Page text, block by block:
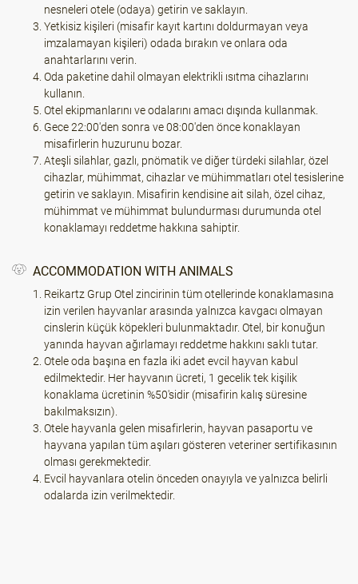
nesneleri otele (odaya) getirin ve saklayın.
Yetkisiz kişileri (misafir kayıt kartını doldurmayan veya
imzalamayan kişileri) odada bırakın ve onlara oda
anahtarlarını verin.
Oda paketine dahil olmayan elektrikli ısıtma cihazlarını
kullanın.
Otel ekipmanlarını ve odalarını amacı dışında kullanmak.
Gece 22:00'den sonra ve 08:00'den önce konaklayan
misafirlerin huzurunu bozar.
Ateşli silahlar, gazlı, pnömatik ve diğer türdeki silahlar, özel
cihazlar, mühimmat, cihazlar ve mühimmatları otel tesislerine
getirin ve saklayın. Misafirin kendisine ait silah, özel cihaz,
mühimmat ve mühimmat bulundurması durumunda otel
konaklamayı reddetme hakkına sahiptir.
ACCOMMODATION WITH ANIMALS
Reikartz Grup Otel zincirinin tüm otellerinde konaklamasına
izin verilen hayvanlar arasında yalnızca kavgacı olmayan
cinslerin küçük köpekleri bulunmaktadır. Otel, bir konuğun
yanında hayvan ağırlamayı reddetme hakkını saklı tutar.
Otele oda başına en fazla iki adet evcil hayvan kabul
edilmektedir. Her hayvanın ücreti, 1 gecelik tek kişilik
konaklama ücretinin %50'sidir (misafirin kalış süresine
bakılmaksızın).
Otele hayvanla gelen misafirlerin, hayvan pasaportu ve
hayvana yapılan tüm aşıları gösteren veteriner sertifikasının
olması gerekmektedir.
Evcil hayvanlara otelin önceden onayıyla ve yalnızca belirli
odalarda izin verilmektedir.